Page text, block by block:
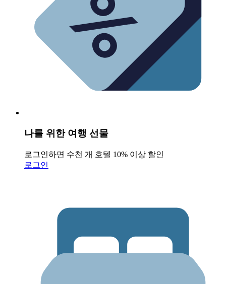
나를 위한 여행 선물
로그인하면 수천 개 호텔 10% 이상 할인
로그인